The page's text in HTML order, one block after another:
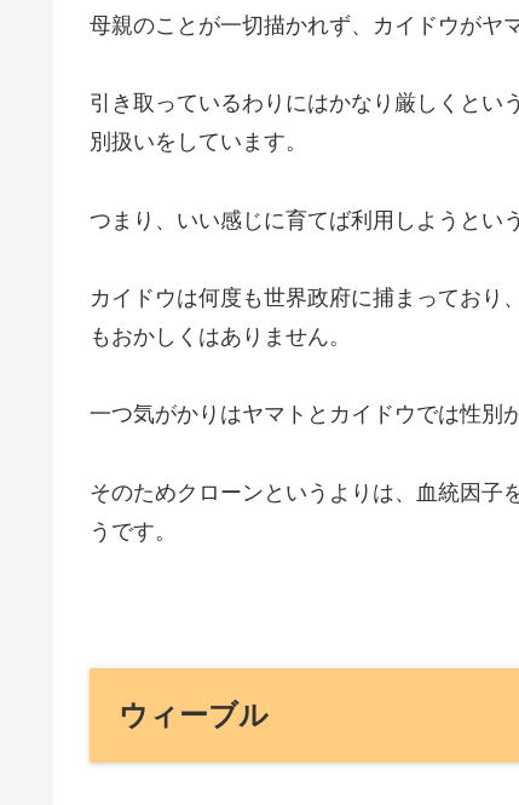
母親のことが一切描かれず、カイドウがヤ
引き取っているわりにはかなり厳しくとい
別扱いをしています。
つまり、いい感じに育てば利用しようとい
カイドウは何度も世界政府に捕まっており
もおかしくはありません。
一つ気がかりはヤマトとカイドウでは性別
そのためクローンというよりは、血統因子
うです。
ウィーブル